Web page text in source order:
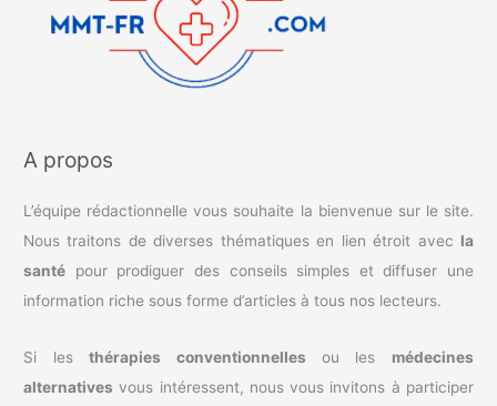
A propos
L’équipe rédactionnelle vous souhaite la bienvenue sur le site.
Nous traitons de diverses thématiques en lien étroit avec la
santé pour prodiguer des conseils simples et diffuser une
information riche sous forme d’articles à tous nos lecteurs.
Si lesthérapies conventionnelles ou les médecines
alternatives vous intéressent, nous vous invitons à participer